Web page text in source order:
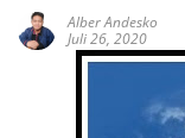
Alber Andesko
Juli 26, 2020